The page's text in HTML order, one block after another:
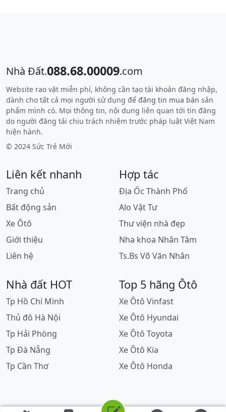
Nhà Đất.088.68.00009.com
Website rao vặt miễn phí, không cần tạo tài khoản đăng nhập,
dành cho tất cả mọi người sử dụng để đăng tin mua bán sản
phẩm mình có. Mọi thông tin, nội dung liên quan tới tin đăng
do người đăng tải chịu trách nhiệm trước pháp luật Việt Nam
hiện hành.
© 2024 Sức Trẻ Mới
Liên kết nhanh
Trang chủ
Bất động sản
Xe Ôtô
Giới thiệu
Liên hệ
Hợp tác
Địa Ốc Thành Phố
Alo Vật Tư
Thư viện nhà đẹp
Nha khoa Nhân Tâm
Ts.Bs Võ Văn Nhân
Nhà đất HOT
Tp Hồ Chí Minh
Thủ đô Hà Nội
Tp Hải Phòng
Tp Đà Nẵng
Tp Cần Thơ
Top 5 hãng Ôtô
Xe Ôtô Vinfast
Xe Ôtô Hyundai
Xe Ôtô Toyota
Xe Ôtô Kia
Xe Ôtô Honda